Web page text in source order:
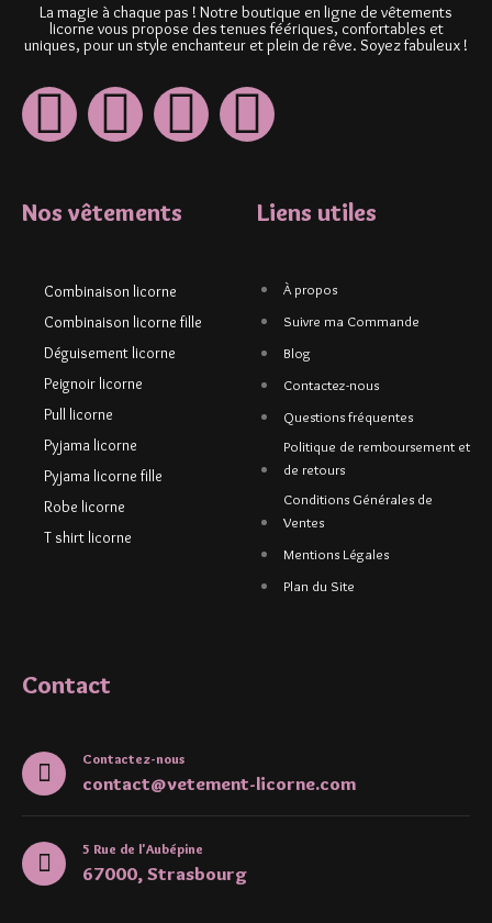
La magie à chaque pas ! Notre boutique en ligne de vêtements
licorne vous propose des tenues féériques, confortables et
uniques, pour un style enchanteur et plein de rêve. Soyez fabuleux !
Nos vêtements
Combinaison licorne
Combinaison licorne fille
Déguisement licorne
Peignoir licorne
Pull licorne
Pyjama licorne
Pyjama licorne fille
Robe licorne
T shirt licorne
Liens utiles
À propos
Suivre ma Commande
Blog
Contactez-nous
Questions fréquentes
Politique de remboursement et
de retours
Conditions Générales de
Ventes
Mentions Légales
Plan du Site
Contact
Contactez-nous
contact@vetement-licorne.com
5 Rue de l'Aubépine
67000, Strasbourg